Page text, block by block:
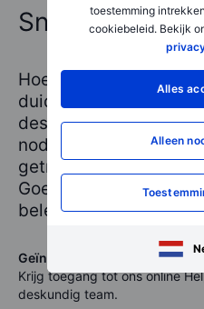
toestemming
cookiebeleid. Bekijk
Alles
Alleen
Snelle en
Hoe u ook bij ons
duidelijke service en
deskundige
nodig heeft. Ons
getraind om u te
Goed om te weten: ze
beleggingsadvies.
Geïntegreerde digitale
Krijg toegang tot ons online
deskundig team.